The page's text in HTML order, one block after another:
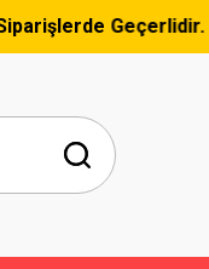
Geçerlidir. 🚚 Saat